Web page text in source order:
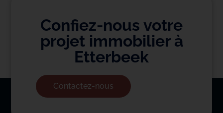
Confiez-nous votre
projet immobilier à
Etterbeek
Contactez-nous